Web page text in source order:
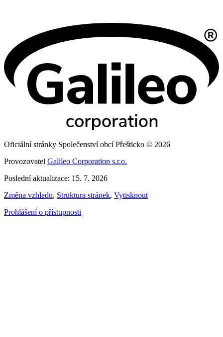
Oficiální stránky Společenství obcí Přešticko © 2026
Provozovatel Galileo Corporation s.r.o.
Poslední aktualizace: 15. 7. 2026
Změna vzhledu, Struktura stránek, Vytisknout
Prohlášení o přístupnosti